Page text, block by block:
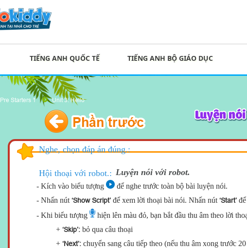
TIẾNG ANH QUỐC TẾ TIẾNG ANH BỘ GIÁO DỤC
Pre Starters 1 Unit 3: Hello
Nghe, chọn đáp án đúng.:
Hội thoại với robot.: Luyện nói với robot.
- Kích vào biểu tượng
để nghe trước toàn bộ bài luyện nói.
- Nhấn nút ‘Show Script’ để xem lời thoại bài nói. Nhấn nút ‘Start’
- Khi biểu tượng
hiện lên màu đỏ, bạn bắt đầu thu âm theo lời
+ ‘Skip’: bỏ qua câu thoại
+ ‘Next’: chuyển sang câu tiếp theo (nếu thu âm xong trước